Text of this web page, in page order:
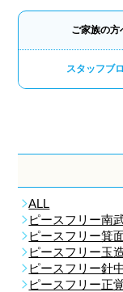
ご家族の方
スタッフブ
ALL
ピースフリー南
ピースフリー箕
ピースフリー玉
ピースフリー針
ピースフリー正